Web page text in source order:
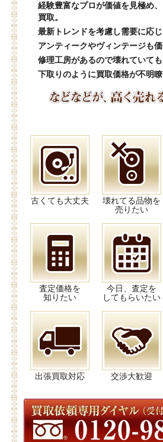
経験豊富なプロが価値を見極め
買取。
最新トレンドを考慮し需要に応じ
アンティークやヴィンテージも価
修理工房があるので壊れていても
下取りのように買取価格が不明瞭
古くても大丈夫
壊れてる品物を
売りたい
査定価格を
知りたい
今日、査定を
してもらいたい
出張買取対応 交渉大歓迎